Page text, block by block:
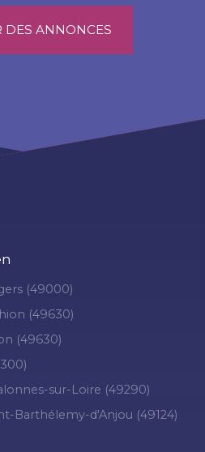
DES ANNONCES
(49000)
(49630)
(49630)
sur-Loire (49290)
Barthélemy-d'Anjou (49124)